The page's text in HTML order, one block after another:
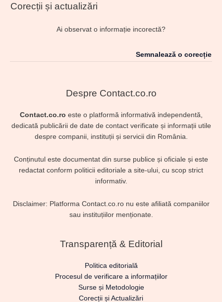
Corecții și actualizări
Ai observat o informație incorectă?
Semnalează o corecție
Despre Contact.co.ro
Contact.co.ro este o platformă informativă independentă,
dedicată publicării de date de contact verificate și informații utile
despre companii, instituții și servicii din România.
Conținutul este documentat din surse publice și oficiale și este
redactat conform politicii editoriale a site-ului, cu scop strict
informativ.
Disclaimer: Platforma Contact.co.ro nu este afiliată companiilor
sau instituțiilor menționate.
Transparență & Editorial
Politica editorială
Procesul de verificare a informațiilor
Surse și Metodologie
Corecții și Actualizări